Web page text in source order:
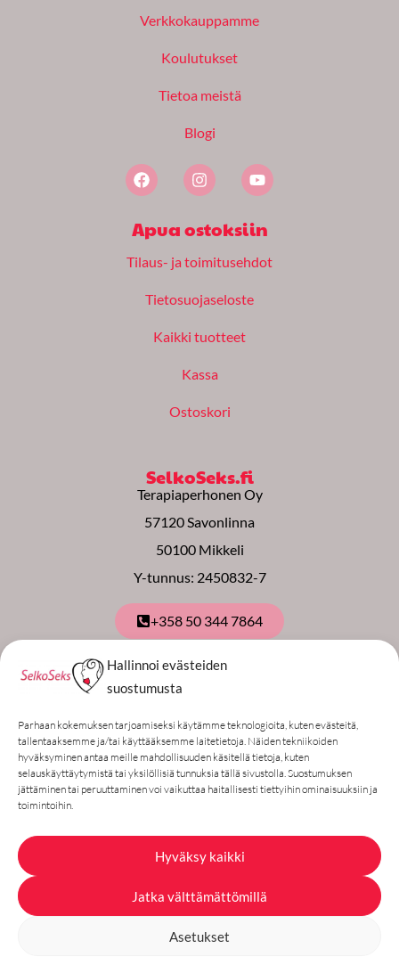
Hallinnoi evästeiden
suostumusta
Parhaan kokemuksen tarjoamiseksi käytämme teknologioita, kuten evästeitä,
tallentaaksemme ja/tai käyttääksemme laitetietoja. Näiden tekniikoiden
hyväksyminen antaa meille mahdollisuuden käsitellä tietoja, kuten
selauskäyttäytymistä tai yksilöllisiä tunnuksia tällä sivustolla. Suostumuksen
jättäminen tai peruuttaminen voi vaikuttaa haitallisesti tiettyihin ominaisuuksiin ja
toimintoihin.
Hyväksy kaikki
Jatka välttämättömillä
Asetukset
Verkkokauppamme
Koulutukset
Tietoa meistä
Blogi
F
a
c
e
b
o
I
n
s
a
r
m
Y
o
u
u
e
Apua ostoksiin
Tilaus- ja toimitusehdot
Tietosuojaseloste
Kaikki tuotteet
Kassa
Ostoskori
SelkoSeks.fi
Terapiaperhonen Oy
57120 Savonlinna
50100 Mikkeli
Y-tunnus: 2450832-7
+358 50 344 7864
Tilaa uutiskirje
Sähköpostiosoite
Annan luvan tallentaa tietoni uutiskirjeen
lähettämistä varten
Laajat maksutavat: kotimaiset
verkkopankit, pankki- ja luottokortit, ym.